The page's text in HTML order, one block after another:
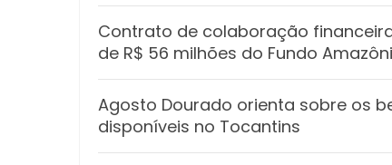
Contrato de colaboração
de R$ 56 milhões do Fundo
Agosto Dourado orienta sobre os
disponíveis no Tocantins